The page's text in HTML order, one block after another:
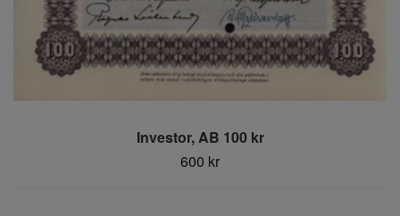
Investor, AB 100 kr
600 kr